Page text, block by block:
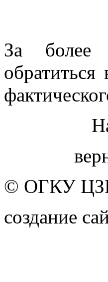
За более
© ОГКУ
создание